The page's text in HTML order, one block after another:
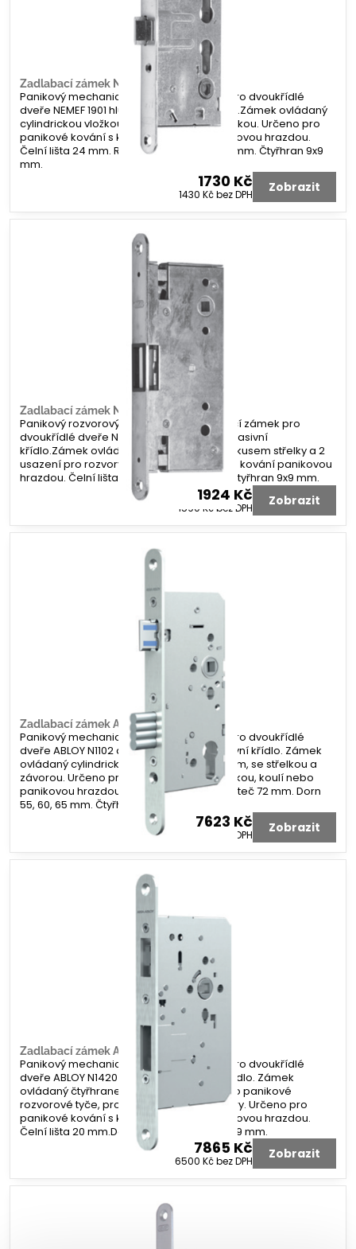
Zadlabací zámek NEMEF 1901
Panikový mechanický zadlabací zámek pro dvoukřídlé
dveře NEMEF 1901 hluboký pro aktivní křídlo.Zámek ovládaný
cylindrickou vložkou a čtyřhranem, se střelkou. Určeno pro
panikové kování s klikou, koulí nebo panikovou hrazdou.
Čelní lišta 24 mm. Rozteč 72 mm. Dorn 65 mm. Čtyřhran 9x9
mm.
1730 Kč
1430 Kčbez DPH Zobrazit
Zadlabací zámek NEMEF 1921
Panikový rozvorový mechanický zadlabací zámek pro
dvoukřídlé dveře NEMEF 1921 hluboký pro pasivní
křídlo.Zámek ovládaný čtyřhranem s protikusem střelky a 2
usazení pro rozvory. Určeno pro panikové kování panikovou
hrazdou. Čelní lišta 24 mm. Dorn 65 mm. Čtyřhran 9x9 mm.
1924 Kč
1590 Kčbez DPH Zobrazit
Zadlabací zámek ABLOY N1102 a N1114
Panikový mechanický zadlabací zámek pro dvoukřídlé
dveře ABLOY N1102 a N1114 hluboký pro aktivní křídlo. Zámek
ovládaný cylindrickou vložkou a čtyřhranem, se střelkou a
závorou. Určeno pro panikové kování s klikou, koulí nebo
panikovou hrazdou. Čelní lišta 20 mm. Rozteč 72 mm. Dorn
55, 60, 65 mm. Čtyřhran 9x9 mm.
7623 Kč
bez DPH Zobrazit
Zadlabací zámek ABLOY N1420
Panikový mechanický zadlabací zámek pro dvoukřídlé
dveře ABLOY N1420 hluboký pro pasivní křídlo. Zámek
ovládaný čtyřhranem, se 2 uchyceními pro panikové
rozvorové tyče, protikusem střelky a závory. Určeno pro
panikové kování s klikou, koulí nebo panikovou hrazdou.
Čelní lišta 20 mm.Dorn 65 mm. Čtyřhran 9x9 mm.
7865 Kč
6500 Kčbez DPH Zobrazit